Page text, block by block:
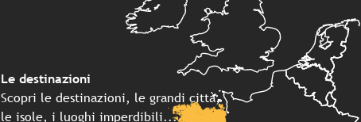
Le destinazioni
Scopri le destinazioni, le grandi città,
le isole, i luoghi imperdibili...